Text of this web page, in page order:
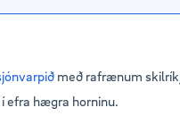
með rafrænum
efra hægra horninu.